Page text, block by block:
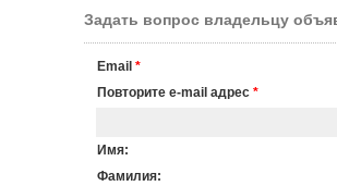
Задать вопрос владельцу
Email *
Повторите e-mail адрес *
Имя:
Фамилия: